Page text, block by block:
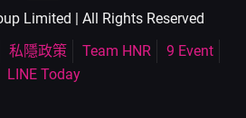
Limited | All Rights Reserved
私隱政策 Team HNR
9 Event
LINE Today